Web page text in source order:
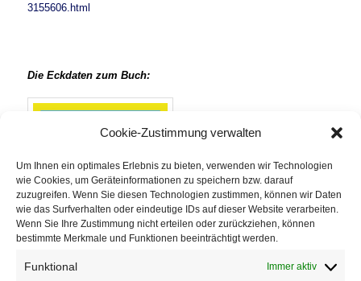
Cookie-Zustimmung verwalten
Um Ihnen ein optimales Erlebnis zu bieten, verwenden wir Technologien
wie Cookies, um Geräteinformationen zu speichern bzw. darauf
zuzugreifen. Wenn Sie diesen Technologien zustimmen, können wir Daten
wie das Surfverhalten oder eindeutige IDs auf dieser Website verarbeiten.
Wenn Sie Ihre Zustimmung nicht erteilen oder zurückziehen, können
bestimmte Merkmale und Funktionen beeinträchtigt werden.
Funktional Immer aktiv
3155606.html
Die Eckdaten zum Buch:
Anton G. Leitner
Wadlbeissn
Zupackende Verse
Bairisch – Hochdeutsch
Volk Verlag
Mai 2021
Hardcover, SU, Lesebändchen
200 Seiten, 18,- Euro
ISBN 978-3-86222-352-7